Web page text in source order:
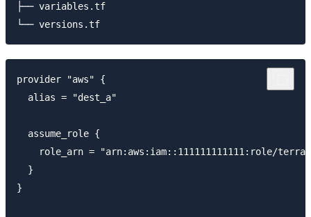
├── variables.tf
provider "aws" {
  alias = "dest_a"
  assume_role {
role_arn = "arn:aws:iam::111111111111:role/
  }
}